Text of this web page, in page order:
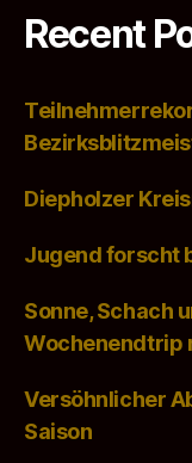
Recent
Diepholzer
Jugend forscht
Sonne, Schach
Wochenendtrip
Versöhnlicher
Saison